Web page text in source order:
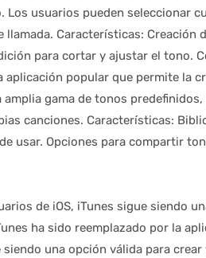
usuarios pueden seleccionar
Características: Creación
para cortar y ajustar el tono.
popular que permite la
gama de tonos
canciones. Características:
usar. Opciones para compartir
de iOS, iTunes sigue siendo
ha sido reemplazado por la
una opción válida para